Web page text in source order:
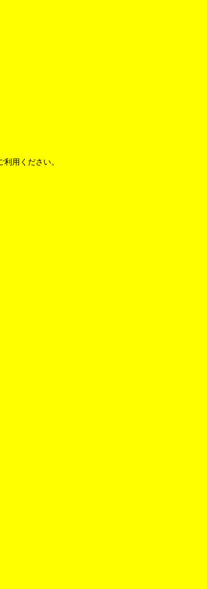
用ください。